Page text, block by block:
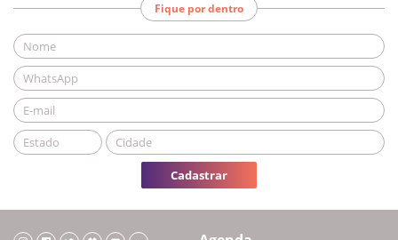
Fique por dentro
Cadastrar